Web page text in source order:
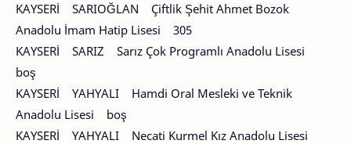
KAYSERİ SARIOĞLAN Çiftlik Şehit Ahmet Bozok
Anadolu İmam Hatip Lisesi 305
KAYSERİ SARIZ Sarız Çok Programlı Anadolu Lisesi
boş
KAYSERİ YAHYALI Hamdi Oral Mesleki ve Teknik
Anadolu Lisesi boş
KAYSERİ YAHYALI Necati Kurmel Kız Anadolu Lisesi